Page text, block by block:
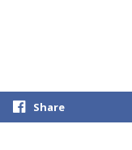
Share